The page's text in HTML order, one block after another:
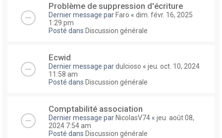
Problème de suppression d'écriture
Dernier message par Faro « dim. févr. 16, 2025
1:29 pm
Posté dans Discussion générale
Ecwid
Dernier message pardulcioso « jeu. oct. 10, 2024
11:58 am
Posté dans Discussion générale
Comptabilité association
Dernier message par NicolasV74 « jeu. août 08,
2024 7:54 am
Posté dans Discussion générale